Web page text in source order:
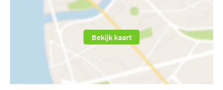
Bekijk kaart